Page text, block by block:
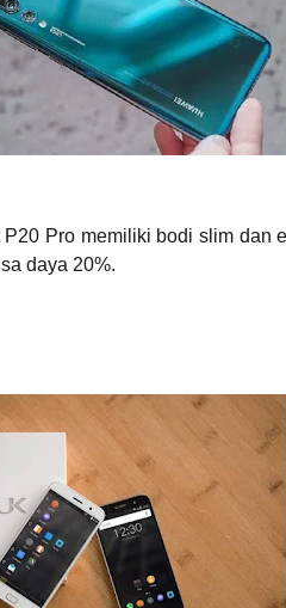
Pro memiliki bodi slim dan
daya 20%.